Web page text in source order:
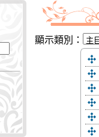
顯示類別：